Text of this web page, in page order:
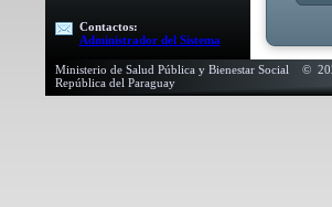
Contactos:
Administrador del Sistema
Ministerio de Salud Pública y Bienestar Social
República del Paraguay